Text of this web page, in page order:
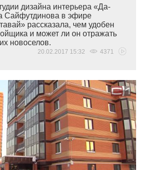
дизайна интерьера «Да-
Сайфутдинова в эфире
рассказала, чем удобен
и может ли он отражать
новоселов.
20.02.2017 15:32 4371